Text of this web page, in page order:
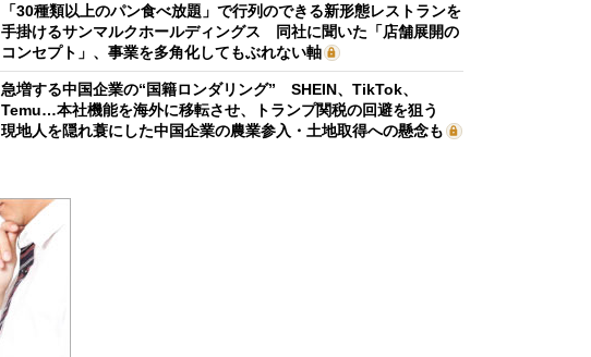
「30種類以上のパン食べ放題」で行列のできる新形態レストランを
手掛けるサンマルクホールディングス 同社に聞いた「店舗展開の
コンセプト」、事業を多角化してもぶれない軸
急増する中国企業の“国籍ロンダリング” SHEIN、TikTok、
Temu…本社機能を海外に移転させ、トランプ関税の回避を狙う
現地人を隠れ蓑にした中国企業の農業参入・土地取得への懸念も